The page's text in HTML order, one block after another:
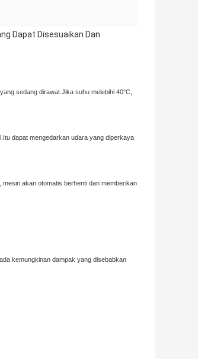
Dapat Disesuaikan Dan
sedang dirawat.Jika suhu melebihi 40°C,
dapat mengedarkan udara yang diperkaya
akan otomatis berhenti dan memberikan
kemungkinan dampak yang disebabkan